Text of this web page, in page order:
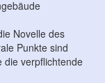
Novelle des
Punkte sind
die verpflichtende